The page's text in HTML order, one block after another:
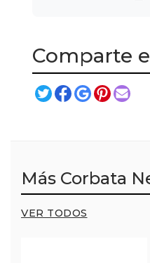
Comparte
Más Corbata
VER TODOS